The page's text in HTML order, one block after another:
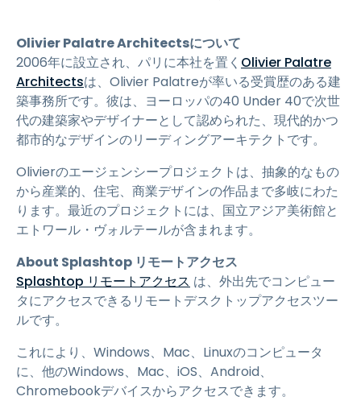
Olivier Palatre Architectsについて
2006年に設立され、パリに本社を置く Olivier Palatre
Architectsは、Olivier Palatreが率いる受賞歴のある建
築事務所です。彼は、ヨーロッパの40 Under 40で次世
代の建築家やデザイナーとして認められた、現代的かつ
都市的なデザインのリーディングアーキテクトです。
Olivierのエージェンシープロジェクトは、抽象的なもの
から産業的、住宅、商業デザインの作品まで多岐にわた
ります。最近のプロジェクトには、国立アジア美術館と
エトワール・ヴォルテールが含まれます。
About Splashtop リモートアクセス
Splashtop リモートアクセス は、外出先でコンピュー
タにアクセスできるリモートデスクトップアクセスツー
ルです。
これにより、Windows、Mac、Linuxのコンピュータ
に、他のWindows、Mac、iOS、Android、
Chromebookデバイスからアクセスできます。